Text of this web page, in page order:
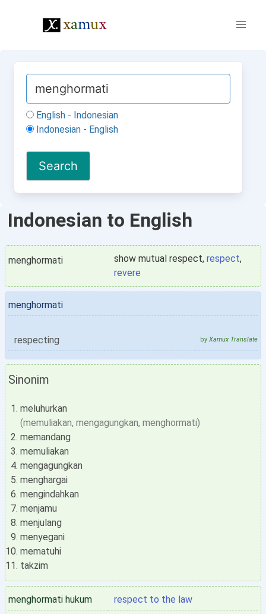
English - Indonesian
Indonesian - English
Indonesian to English
menghormati show mutual respect, respect,
revere
menghormati
respecting by Xamux Translate
Sinonim
meluhurkan
(memuliakan, mengagungkan, menghormati)
memandang
memuliakan
mengagungkan
menghargai
mengindahkan
menjamu
menjulang
menyegani
mematuhi
takzim
menghormati hukum
respect to the law